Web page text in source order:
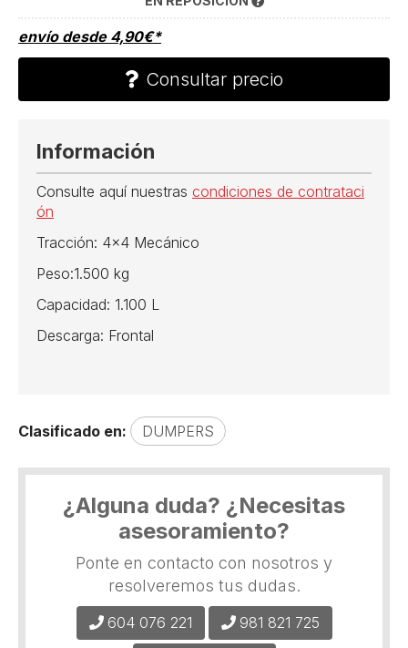
envío desde 4,90€*
Consultar precio
Información
Consulte aquí nuestras condiciones de contrataci
ón
Tracción: 4x4 Mecánico
Peso:1.500 kg
Capacidad: 1.100 L
Descarga: Frontal
Clasificado en: DUMPERS
¿Alguna duda? ¿Necesitas
asesoramiento?
Ponte en contacto con nosotros y
resolveremos tus dudas.
604 076 221 981 821 725